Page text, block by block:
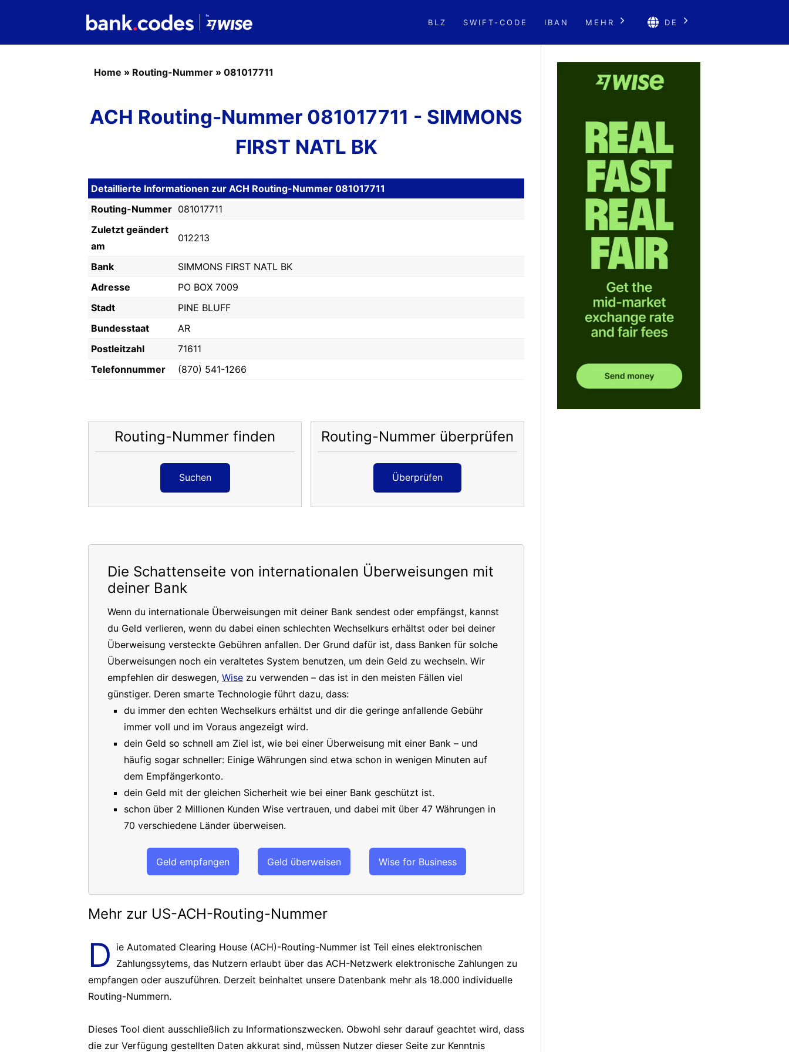
BLZ SWIFT-CODE IBAN MEHR DE
Home » Routing-Nummer » 081017711
ACH Routing-Nummer 081017711 - SIMMONS
FIRST NATL BK
Detaillierte Informationen zur ACH Routing-Nummer 081017711
Routing-Nummer 081017711
Zuletzt geändert
am
012213
Bank
SIMMONS FIRST NATL BK
Adresse
PO BOX 7009
Stadt
PINE BLUFF
Bundesstaat
AR
Postleitzahl
71611
Telefonnummer
(870) 541-1266
Routing-Nummer finden
Suchen
Routing-Nummer überprüfen
Überprüfen
Die Schattenseite von internationalen Überweisungen mit
deiner Bank
Wenn du internationale Überweisungen mit deiner Bank sendest oder empfängst, kannst
du Geld verlieren, wenn du dabei einen schlechten Wechselkurs erhältst oder bei deiner
Überweisung versteckte Gebühren anfallen. Der Grund dafür ist, dass Banken für solche
Überweisungen noch ein veraltetes System benutzen, um dein Geld zu wechseln. Wir
empfehlen dir deswegen, Wise zu verwenden – das ist in den meisten Fällen viel
günstiger. Deren smarte Technologie führt dazu, dass:
du immer den echten Wechselkurs erhältst und dir die geringe anfallende Gebühr
immer voll und im Voraus angezeigt wird.
dein Geld so schnell am Ziel ist, wie bei einer Überweisung mit einer Bank – und
häufig sogar schneller: Einige Währungen sind etwa schon in wenigen Minuten auf
dem Empfängerkonto.
dein Geld mit der gleichen Sicherheit wie bei einer Bank geschützt ist.
schon über 2 Millionen Kunden Wise vertrauen, und dabei mit über 47 Währungen in
70 verschiedene Länder überweisen.
Geld empfangen Geld überweisen Wise for Business
Mehr zur US-ACH-Routing-Nummer
D ie Automated Clearing House (ACH)-Routing-Nummer ist Teil eines elektronischen
Zahlungssytems, das Nutzern erlaubt über das ACH-Netzwerk elektronische Zahlungen zu
empfangen oder auszuführen. Derzeit beinhaltet unsere Datenbank mehr als 18.000 individuelle
Routing-Nummern.
Dieses Tool dient ausschließlich zu Informationszwecken. Obwohl sehr darauf geachtet wird, dass
die zur Verfügung gestellten Daten akkurat sind, müssen Nutzer dieser Seite zur Kenntnis